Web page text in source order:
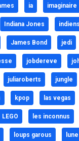
ia imaginaire
Indiana Jones indiens
James Bond jedi
jobdereve
juliaroberts jungle
kpop las vegas
LEGO les inconnus
loups garous lune